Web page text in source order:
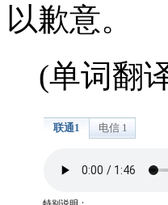
以歉意。
(单词翻